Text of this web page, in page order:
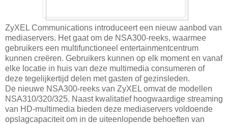
ZyXEL Communications introduceert een nieuw aanbod van
mediaservers. Het gaat om de NSA300-reeks, waarmee
gebruikers een multifunctioneel entertainmentcentrum
kunnen creëren. Gebruikers kunnen op elk moment en vanaf
elke locatie in huis van deze multimedia consumeren of
deze tegelijkertijd delen met gasten of gezinsleden.
De nieuwe NSA300-reeks van ZyXEL omvat de modellen
NSA310/320/325. Naast kwalitatief hoogwaardige streaming
van HD-multimedia bieden deze mediaservers voldoende
opslagcapaciteit om in de uiteenlopende behoeften van